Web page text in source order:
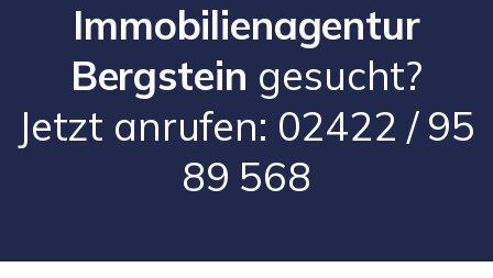
Immobilienagentur
Bergstein gesucht?
Jetzt anrufen: 02422 / 95
89 568